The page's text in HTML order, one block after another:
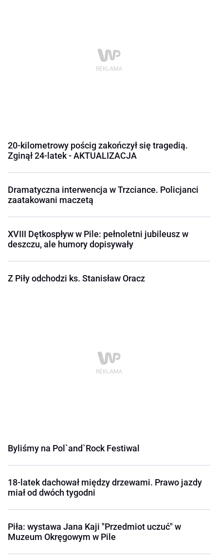
20-kilometrowy pościg zakończył się tragedią.
Zginął 24-latek - AKTUALIZACJA
Dramatyczna interwencja w Trzciance. Policjanci
zaatakowani maczetą
XVIII Dętkospływ w Pile: pełnoletni jubileusz w
deszczu, ale humory dopisywały
Z Piły odchodzi ks. Stanisław Oracz
Byliśmy na Pol`and`Rock Festiwal
18-latek dachował między drzewami. Prawo jazdy
miał od dwóch tygodni
Piła: wystawa Jana Kaji "Przedmiot uczuć" w
Muzeum Okręgowym w Pile